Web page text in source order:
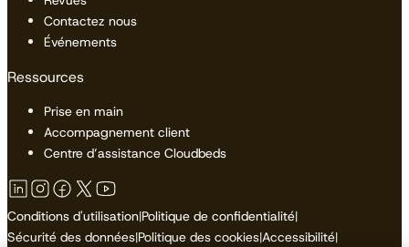
Contactez nous
Événements
Ressources
Prise en main
Accompagnement client
Centre d’assistance Cloudbeds
Conditions d'utilisation|Politique de confidentialité|
Sécurité des données|Politique des cookies|Accessibilité|